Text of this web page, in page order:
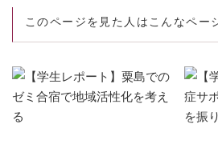
このページを見た人はこんなペー